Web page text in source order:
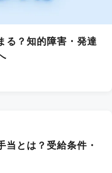
る？知的障害・発達
当とは？受給条件・